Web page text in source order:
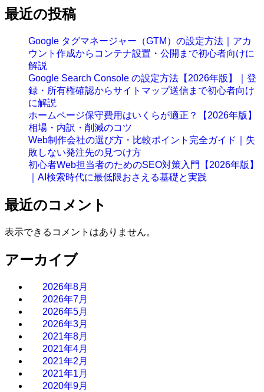
最近の投稿
Google タグマネージャー（GTM）の設定方法｜アカ
ウント作成からコンテナ設置・公開まで初心者向けに
解説
Google Search Console の設定方法【2026年版】｜登
録・所有権確認からサイトマップ送信まで初心者向け
に解説
ホームページ保守費用はいくらが適正？【2026年版】
相場・内訳・削減のコツ
Web制作会社の選び方・比較ポイント完全ガイド｜失
敗しない発注先の見つけ方
初心者Web担当者のためのSEO対策入門【2026年版】
｜AI検索時代に最低限おさえる基礎と実践
最近のコメント
表示できるコメントはありません。
アーカイブ
2026年8月
2026年7月
2026年5月
2026年3月
2021年8月
2021年4月
2021年2月
2021年1月
2020年9月